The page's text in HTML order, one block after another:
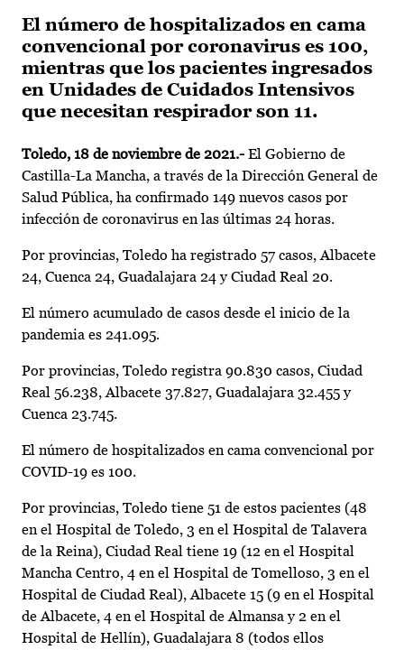
El número de hospitalizados en cama
convencional por coronavirus es 100,
mientras que los pacientes ingresados
en Unidades de Cuidados Intensivos
que necesitan respirador son 11.
Toledo, 18 de noviembre de 2021.- El Gobierno de
Castilla-La Mancha, a través de la Dirección General de
Salud Pública, ha confirmado 149 nuevos casos por
infección de coronavirus en las últimas 24 horas.
Por provincias, Toledo ha registrado 57 casos, Albacete
24, Cuenca 24, Guadalajara 24 y Ciudad Real 20.
El número acumulado de casos desde el inicio de la
pandemia es 241.095.
Por provincias, Toledo registra 90.830 casos, Ciudad
Real 56.238, Albacete 37.827, Guadalajara 32.455 y
Cuenca 23.745.
El número de hospitalizados en cama convencional por
COVID-19 es 100.
Por provincias, Toledo tiene 51 de estos pacientes (48
en el Hospital de Toledo, 3 en el Hospital de Talavera
de la Reina), Ciudad Real tiene 19 (12 en el Hospital
Mancha Centro, 4 en el Hospital de Tomelloso, 3 en el
Hospital de Ciudad Real), Albacete 15 (9 en el Hospital
de Albacete, 4 en el Hospital de Almansa y 2 en el
Hospital de Hellín), Guadalajara 8 (todos ellos